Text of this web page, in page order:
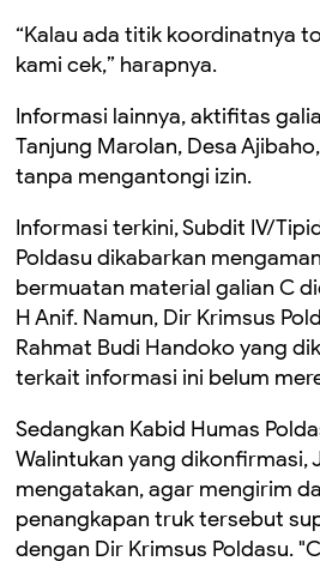
“Kalau ada titik koordinatnya
kami cek,” harapnya.
Informasi lainnya, aktifitas
Tanjung Marolan, Desa
tanpa mengantongi izin.
Informasi terkini, Subdit IV/
Poldasu dikabarkan
bermuatan material galian C
H Anif. Namun, Dir Krimsus
Rahmat Budi Handoko yang
terkait informasi ini belum
Sedangkan Kabid Humas
Walintukan yang dikonfirmasi,
mengatakan, agar mengirim
penangkapan truk tersebut
dengan Dir Krimsus Poldasu.